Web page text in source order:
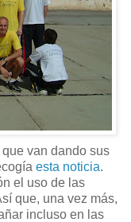
van dando sus
esta noticia.
el uso de las
que, una vez más,
incluso en las